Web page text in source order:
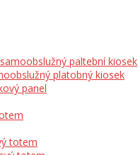
paltební kiosek
platobný kiosek
panel
totem